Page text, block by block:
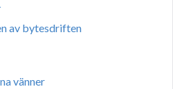
av bytesdriften
vänner